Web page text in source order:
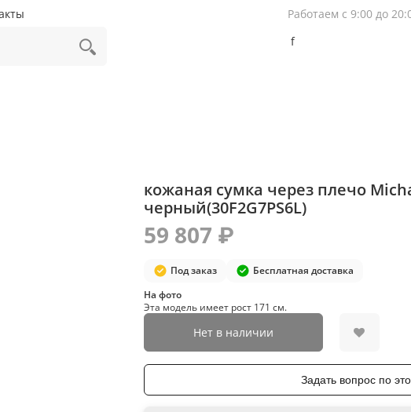
Работаем с 9:00 до
f
кожаная сумка через плечо
черный(30F2G7PS6L)
Под заказ Бесплатная доставка
59 807 ₽
Нет в наличии
На фото
Эта модель имеет рост 171 см.
Задать вопрос по